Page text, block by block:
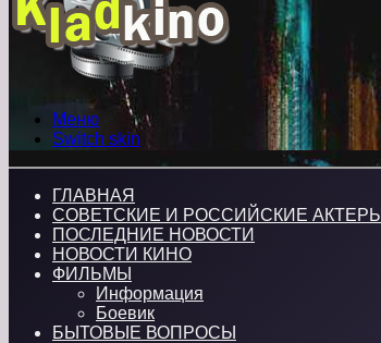
Меню
Switch skin
ГЛАВНАЯ
СОВЕТСКИЕ И РОССИЙСКИЕ АКТЕРЫ
ПОСЛЕДНИЕ НОВОСТИ
НОВОСТИ КИНО
ФИЛЬМЫ
Информация
Боевик
БЫТОВЫЕ ВОПРОСЫ